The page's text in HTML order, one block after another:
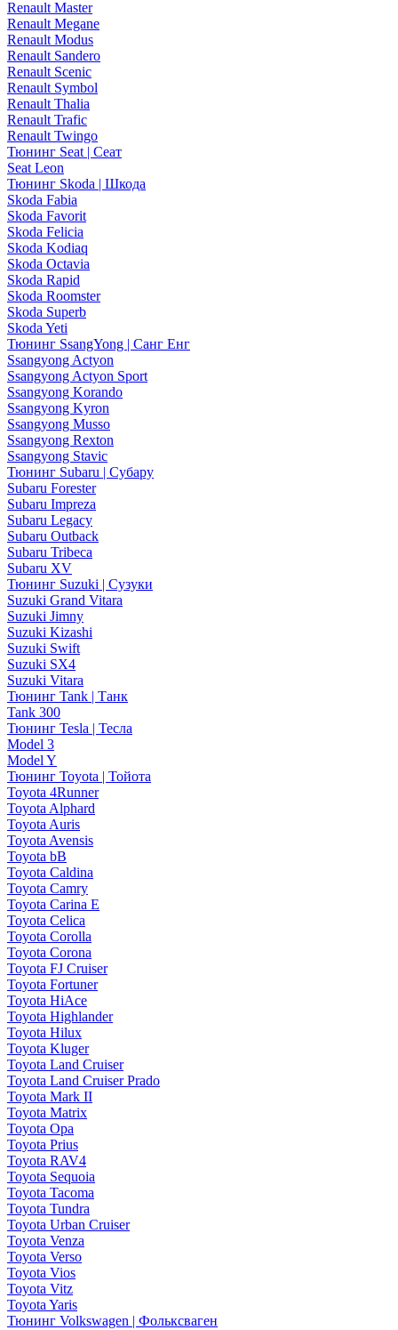
Renault Master
Renault Megane
Renault Modus
Renault Sandero
Renault Scenic
Renault Symbol
Renault Thalia
Renault Trafic
Renault Twingo
Тюнинг Seat | Сеат
Seat Leon
Тюнинг Skoda | Шкода
Skoda Fabia
Skoda Favorit
Skoda Felicia
Skoda Kodiaq
Skoda Octavia
Skoda Rapid
Skoda Roomster
Skoda Superb
Skoda Yeti
Тюнинг SsangYong | Санг Енг
Ssangyong Actyon
Ssangyong Actyon Sport
Ssangyong Korando
Ssangyong Kyron
Ssangyong Musso
Ssangyong Rexton
Ssangyong Stavic
Тюнинг Subaru | Субару
Subaru Forester
Subaru Impreza
Subaru Legacy
Subaru Outback
Subaru Tribeca
Subaru XV
Тюнинг Suzuki | Сузуки
Suzuki Grand Vitara
Suzuki Jimny
Suzuki Kizashi
Suzuki Swift
Suzuki SX4
Suzuki Vitara
Тюнинг Tank | Танк
Tank 300
Тюнинг Tesla | Тесла
Model 3
Model Y
Тюнинг Toyota | Тойота
Toyota 4Runner
Toyota Alphard
Toyota Auris
Toyota Avensis
Toyota bB
Toyota Caldina
Toyota Camry
Toyota Carina E
Toyota Celica
Toyota Corolla
Toyota Corona
Toyota FJ Cruiser
Toyota Fortuner
Toyota HiAce
Toyota Highlander
Toyota Hilux
Toyota Kluger
Toyota Land Cruiser
Toyota Land Cruiser Prado
Toyota Mark II
Toyota Matrix
Toyota Opa
Toyota Prius
Toyota RAV4
Toyota Sequoia
Toyota Tacoma
Toyota Tundra
Toyota Urban Cruiser
Toyota Venza
Toyota Verso
Toyota Vios
Toyota Vitz
Toyota Yaris
Тюнинг Volkswagen | Фольксваген